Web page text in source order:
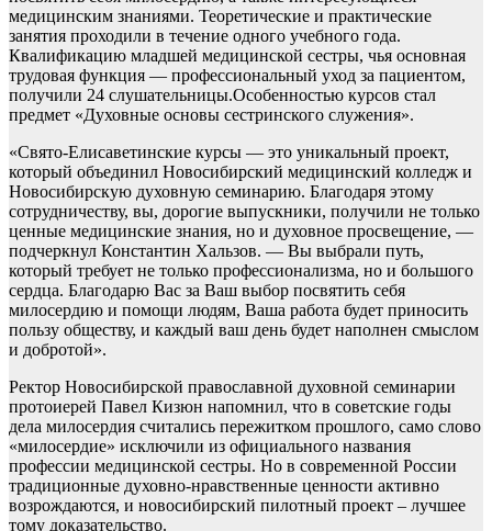
медицинским знаниями. Теоретические и практические
занятия проходили в течение одного учебного года.
Квалификацию младшей медицинской сестры, чья основная
трудовая функция — профессиональный уход за пациентом,
получили 24 слушательницы.Особенностью курсов стал
предмет «Духовные основы сестринского служения».
«Свято-Елисаветинские курсы — это уникальный проект,
который объединил Новосибирский медицинский колледж и
Новосибирскую духовную семинарию. Благодаря этому
сотрудничеству, вы, дорогие выпускники, получили не только
ценные медицинские знания, но и духовное просвещение, —
подчеркнул Константин Хальзов. — Вы выбрали путь,
который требует не только профессионализма, но и большого
сердца. Благодарю Вас за Ваш выбор посвятить себя
милосердию и помощи людям, Ваша работа будет приносить
пользу обществу, и каждый ваш день будет наполнен смыслом
и добротой».
Ректор Новосибирской православной духовной семинарии
протоиерей Павел Кизюн напомнил, что в советские годы
дела милосердия считались пережитком прошлого, само слово
«милосердие» исключили из официального названия
профессии медицинской сестры. Но в современной России
традиционные духовно-нравственные ценности активно
возрождаются, и новосибирский пилотный проект – лучшее
тому доказательство.